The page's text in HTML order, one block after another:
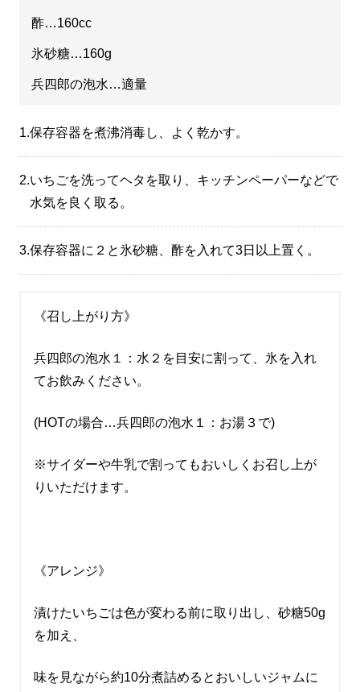
酢…160cc
氷砂糖…160g
兵四郎の泡水…適量
1.保存容器を煮沸消毒し、よく乾かす。
2.いちごを洗ってヘタを取り、キッチンペーパーなどで
水気を良く取る。
3.保存容器に２と氷砂糖、酢を入れて3日以上置く。
《召し上がり方》
兵四郎の泡水１：水２を目安に割って、氷を入れ
てお飲みください。
(HOTの場合…兵四郎の泡水１：お湯３で)
※サイダーや牛乳で割ってもおいしくお召し上が
りいただけます。
《アレンジ》
漬けたいちごは色が変わる前に取り出し、砂糖50g
を加え、
味を見ながら約10分煮詰めるとおいしいジャムに